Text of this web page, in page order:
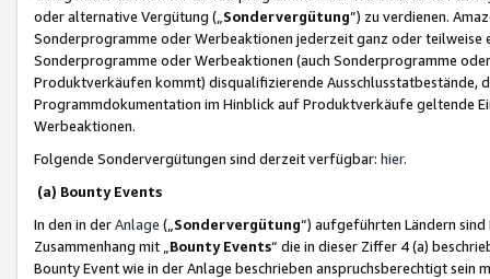
oder alternative Vergütung („ Sondervergütung”) zu verdienen.
Sonderprogramme oder Werbeaktionen jederzeit ganz oder
Sonderprogramme oder Werbeaktionen (auch Sonderprogramme
Produktverkäufen kommt) disqualifizierende Ausschlusstatbestände,
Programmdokumentation im Hinblick auf Produktverkäufe geltende
Werbeaktionen.
Folgende Sondervergütungen sind derzeit verfügbar: hier.
(a) Bounty Events
In den in derAnlage („ Sondervergütung“) aufgeführten Ländern
Zusammenhang mit „ Bounty Events“ die in dieser Ziffer 4 (a)
Bounty Event wie in der Anlage beschrieben anspruchsberechtigt sein